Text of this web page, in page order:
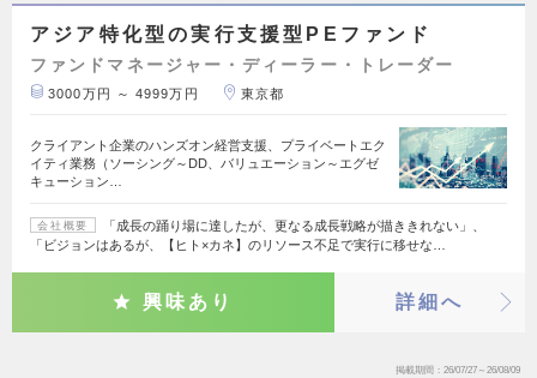
アジア特化型の実行支援型PEファンド
ファンドマネージャー・ディーラー・トレーダー
3000万円 ～ 4999万円 東京都
クライアント企業のハンズオン経営支援、プライベートエク
イティ業務（ソーシング～DD、バリュエーション～エグゼ
キューション…
会社概要
「成長の踊り場に達したが、更なる成長戦略が描ききれない」、
「ビジョンはあるが、【ヒト×カネ】のリソース不足で実行に移せな…
興味あり 詳細へ
掲載期間 26/07/27～26/08/09